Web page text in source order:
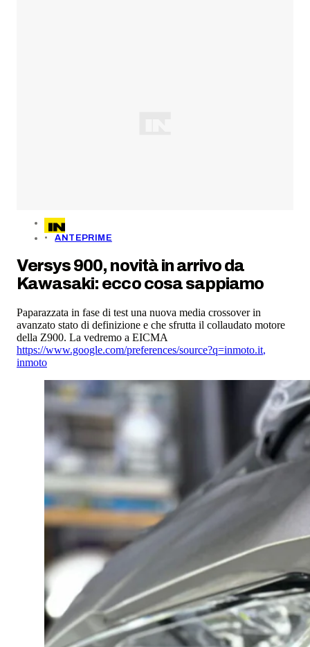
ANTEPRIME
Versys 900, novità in arrivo da
Kawasaki: ecco cosa sappiamo
Paparazzata in fase di test una nuova media crossover in
avanzato stato di definizione e che sfrutta il collaudato motore
della Z900. La vedremo a EICMA
https://www.google.com/preferences/source?q=inmoto.it,
inmoto